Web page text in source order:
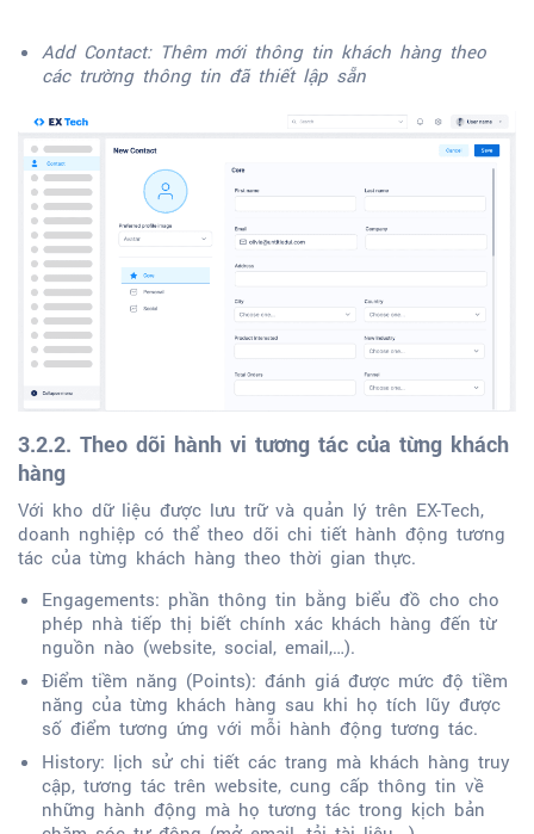
Add Contact: Thêm mới thông tin khách hàng theo
các trường thông tin đã thiết lập sẵn
3.2.2. Theo dõi hành vi tương tác của từng khách
hàng
Với kho dữ liệu được lưu trữ và quản lý trên EX-Tech,
doanh nghiệp có thể theo dõi chi tiết hành động tương
tác của từng khách hàng theo thời gian thực.
Engagements: phần thông tin bằng biểu đồ cho cho
phép nhà tiếp thị biết chính xác khách hàng đến từ
nguồn nào (website, social, email,…).
Điểm tiềm năng (Points): đánh giá được mức độ tiềm
năng của từng khách hàng sau khi họ tích lũy được
số điểm tương ứng với mỗi hành động tương tác.
History: lịch sử chi tiết các trang mà khách hàng truy
cập, tương tác trên website, cung cấp thông tin về
những hành động mà họ tương tác trong kịch bản